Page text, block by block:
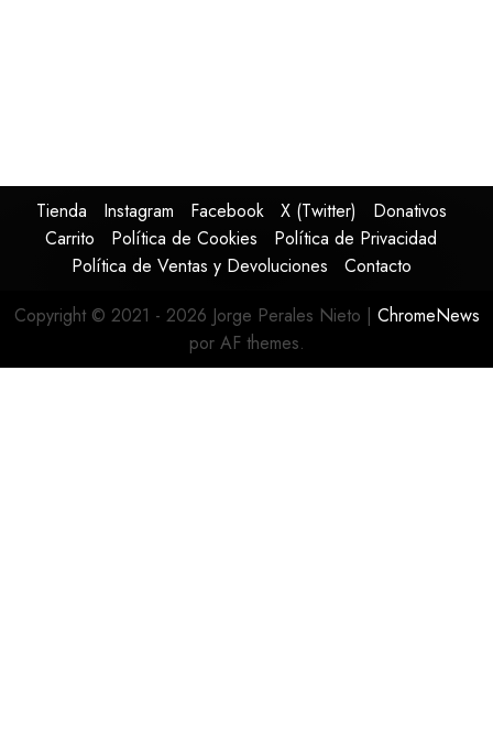
Tienda Instagram Facebook X (Twitter)
Donativos
Carrito
Política de Cookies
Política de Privacidad
Política de Ventas y Devoluciones
Contacto
Copyright © 2021 - 2026 Jorge Perales Nieto | ChromeNews
por AF themes.